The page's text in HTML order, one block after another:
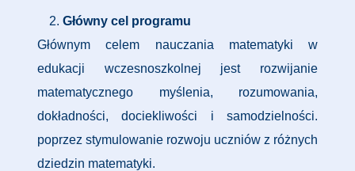
Główny cel programu
Głównym celem nauczania matematyki w
edukacji wczesnoszkolnej jest rozwijanie
matematycznego myślenia, rozumowania,
dokładności, dociekliwości i samodzielności.
poprzez stymulowanie rozwoju uczniów z różnych
dziedzin matematyki.